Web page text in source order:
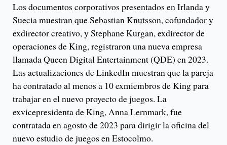
Los documentos corporativos presentados en Irlanda y
Suecia muestran que Sebastian Knutsson, cofundador y
exdirector creativo, y Stephane Kurgan, exdirector de
operaciones de King, registraron una nueva empresa
llamada Queen Digital Entertainment (QDE) en 2023.
Las actualizaciones de LinkedIn muestran que la pareja
ha contratado al menos a 10 exmiembros de King para
trabajar en el nuevo proyecto de juegos. La
exvicepresidenta de King, Anna Lernmark, fue
contratada en agosto de 2023 para dirigir la oficina del
nuevo estudio de juegos en Estocolmo.